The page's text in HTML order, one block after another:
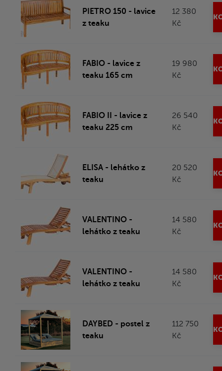
PIETRO 150 - lavice
z teaku
12 380
Kč
FABIO - lavice z
teaku 165 cm
19 980
Kč
FABIO II - lavice z
teaku 225 cm
26 540
Kč
ELISA - lehátko z
teaku
20 520
Kč
VALENTINO -
lehátko z teaku
14 580
Kč
VALENTINO -
lehátko z teaku
14 580
Kč
DAYBED - postel z
teaku
112 750
Kč